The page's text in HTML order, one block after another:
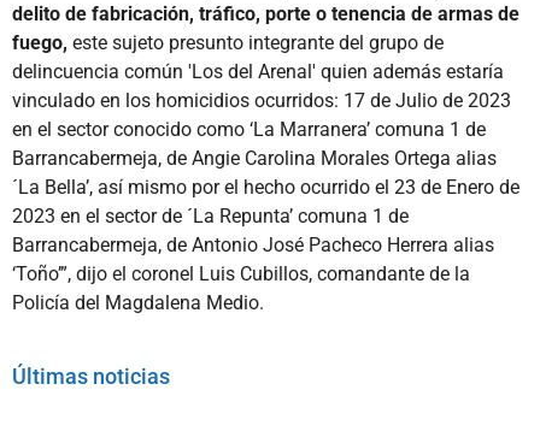
delito de fabricación, tráfico, porte o tenencia de armas de
fuego, este sujeto presunto integrante del grupo de
delincuencia común 'Los del Arenal' quien además estaría
vinculado en los homicidios ocurridos: 17 de Julio de 2023
en el sector conocido como ‘La Marranera’ comuna 1 de
Barrancabermeja, de Angie Carolina Morales Ortega alias
´La Bella’, así mismo por el hecho ocurrido el 23 de Enero de
2023 en el sector de ´La Repunta’ comuna 1 de
Barrancabermeja, de Antonio José Pacheco Herrera alias
‘Toño’”, dijo el coronel Luis Cubillos, comandante de la
Policía del Magdalena Medio.
Últimas noticias